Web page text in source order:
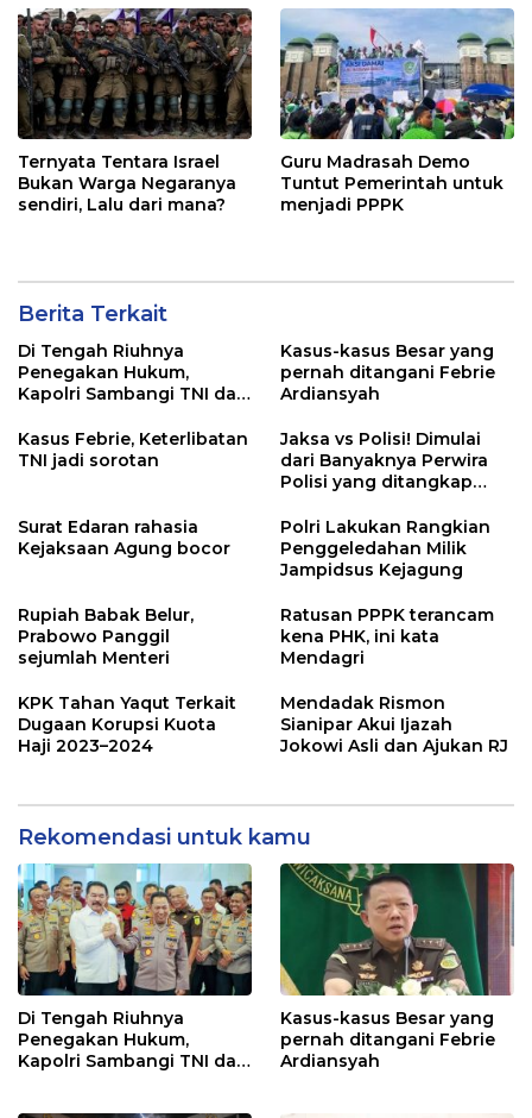
Ternyata Tentara Israel
Bukan Warga Negaranya
sendiri, Lalu dari mana?
Guru Madrasah Demo
Tuntut Pemerintah untuk
menjadi PPPK
Berita Terkait
Di Tengah Riuhnya
Penegakan Hukum,
Kapolri Sambangi TNI dan
Kasus-kasus Besar yang
pernah ditangani Febrie
Ardiansyah
Kasus Febrie, Keterlibatan
TNI jadi sorotan
Jaksa vs Polisi! Dimulai
dari Banyaknya Perwira
Polisi yang ditangkap
MBG?
Surat Edaran rahasia
Kejaksaan Agung bocor
Polri Lakukan Rangkian
Penggeledahan Milik
Jampidsus Kejagung
Rupiah Babak Belur,
Prabowo Panggil
sejumlah Menteri
Ratusan PPPK terancam
kena PHK, ini kata
Mendagri
KPK Tahan Yaqut Terkait
Dugaan Korupsi Kuota
Haji 2023–2024
Mendadak Rismon
Sianipar Akui Ijazah
Jokowi Asli dan Ajukan RJ
Rekomendasi untuk kamu
Di Tengah Riuhnya
Penegakan Hukum,
Kapolri Sambangi TNI dan
Kasus-kasus Besar yang
pernah ditangani Febrie
Ardiansyah